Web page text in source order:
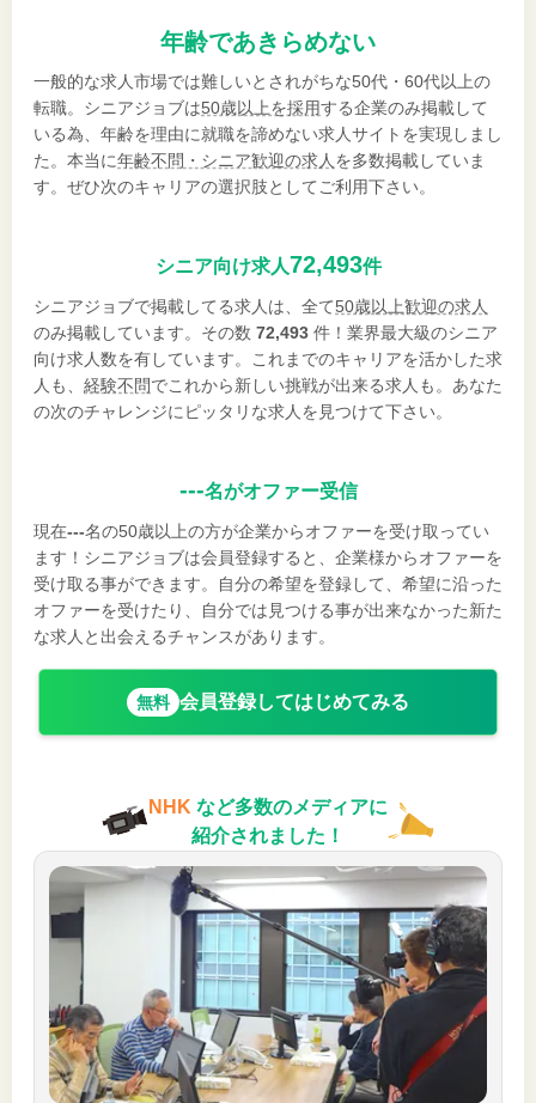
年齢であきらめない
一般的な求人市場では難しいとされがちな50代・60代以上の
転職。シニアジョブは50歳以上を採用する企業のみ掲載して
いる為、年齢を理由に就職を諦めない求人サイトを実現しまし
た。本当に年齢不問・シニア歓迎の求人 を多数掲載していま
す。ぜひ次のキャリアの選択肢としてご利用下さい。
シニア向け求人72,493件
シニアジョブで掲載してる求人は、全て50歳以上歓迎の求人
のみ掲載しています。その数 72,493 件！業界最大級のシニア
向け求人数を有しています。これまでのキャリアを活かした求
人も、 経験不問でこれから新しい挑戦が出来る求人も。あなた
の次のチャレンジにピッタリな求人を見つけて下さい。
---名がオファー受信
現在---名の50歳以上の方が企業からオファーを受け取ってい
ます！シニアジョブは会員登録すると、企業様からオファーを
受け取る事ができます。自分の希望を登録して、希望に沿った
オファーを受けたり、自分では見つける事が出来なかった新た
な求人と出会えるチャンスがあります。
無料 会員登録してはじめてみる
NHK など多数のメディアに
紹介されました！